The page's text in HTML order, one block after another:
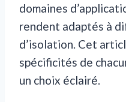
domaines
rendent adaptés à
d’isolation. Cet
spécificités de
un choix éclairé.